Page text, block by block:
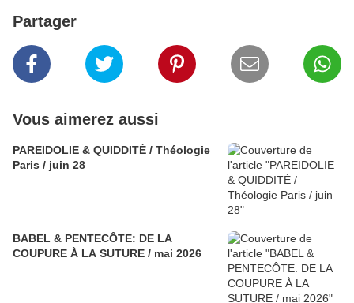
Partager
Vous aimerez aussi
PAREIDOLIE & QUIDDITÉ / Théologie
Paris / juin 28
BABEL & PENTECÔTE: DE LA
COUPURE À LA SUTURE / mai 2026